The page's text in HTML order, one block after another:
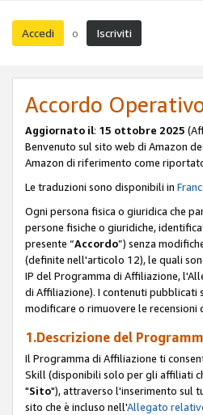
Accedi o Iscriviti
Accordo
Aggiornato il: 15 ottobre 2025
Benvenuto sul sito web di Amazon
Amazon di riferimento come
Le traduzioni sono disponibili in
Ogni persona fisica o giuridica che
persone fisiche o giuridiche,
presente “Accordo”) senza
(definite nell'articolo 12), le quali
IP del Programma di Affiliazione,
di Affiliazione). I contenuti pubblicati
modificare o rimuovere le recensioni
1.Descrizione del
Il Programma di Affiliazione ti
Skill (disponibili solo per gli affiliati
"Sito"), attraverso l'inserimento sul
sito che è incluso nell'Allegato